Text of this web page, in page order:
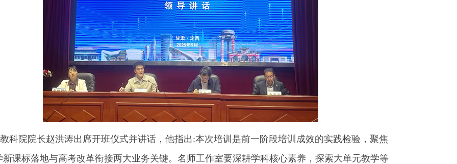
院院长赵洪涛出席开班仪式并讲话，他指出:本次培训是前一阶段培训成效的实践检验，聚焦
新课标落地与高考改革衔接两大业务关键。名师工作室要深耕学科核心素养，探索大单元教学等